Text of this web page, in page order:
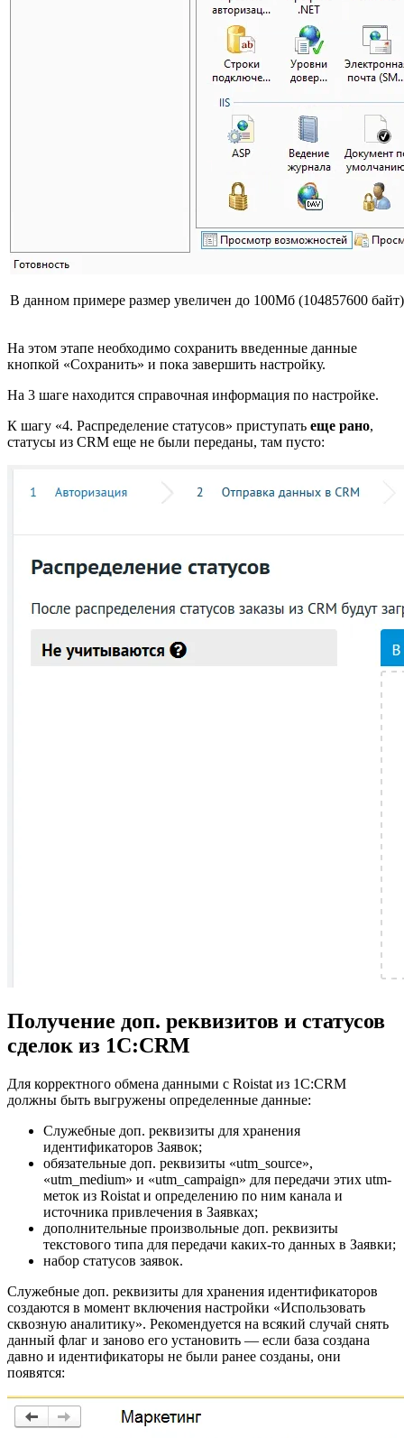
В данном примере размер увеличен до 100Мб (104857600
На этом этапе необходимо сохранить введенные данные
кнопкой «Сохранить» и пока завершить настройку.
На 3 шаге находится справочная информация по настройке.
К шагу «4. Распределение статусов» приступать еще рано,
статусы из CRM еще не были переданы, там пусто:
Получение доп. реквизитов и статусов
сделок из 1C:CRM
Для корректного обмена данными с Roistat из 1С:CRM
должны быть выгружены определенные данные:
Служебные доп. реквизиты для хранения
идентификаторов Заявок;
обязательные доп. реквизиты «utm_source»,
«utm_medium» и «utm_campaign» для передачи этих utm-
меток из Roistat и определению по ним канала и
источника привлечения в Заявках;
дополнительные произвольные доп. реквизиты
текстового типа для передачи каких-то данных в Заявки;
набор статусов заявок.
Служебные доп. реквизиты для хранения идентификаторов
создаются в момент включения настройки «Использовать
сквозную аналитику». Рекомендуется на всякий случай снять
данный флаг и заново его установить — если база создана
давно и идентификаторы не были ранее созданы, они
появятся: